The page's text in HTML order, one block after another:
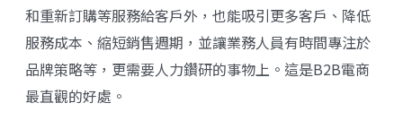
和重新訂購等服務給客戶外，也能吸引更多客戶、降低
服務成本、縮短銷售週期，並讓業務人員有時間專注於
品牌策略等，更需要人力鑽研的事物上。這是B2B電商
最直觀的好處。